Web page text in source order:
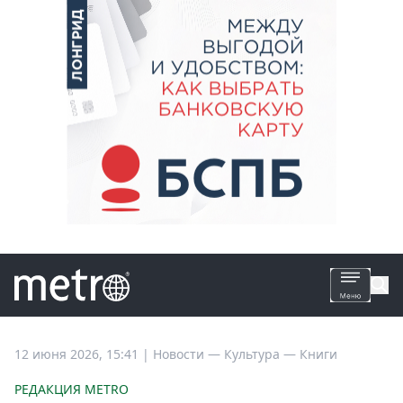
Все
12 июня 2026, 15:41 | Новости — Культура — Книги
РЕДАКЦИЯ METRO